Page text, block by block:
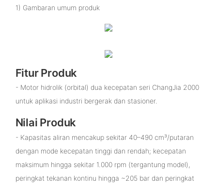
1) Gambaran umum produk
Fitur Produk
- Motor hidrolik (orbital) dua kecepatan seri ChangJia 2000
untuk aplikasi industri bergerak dan stasioner.
Nilai Produk
- Kapasitas aliran mencakup sekitar 40–490 cm³/putaran
dengan mode kecepatan tinggi dan rendah; kecepatan
maksimum hingga sekitar 1.000 rpm (tergantung model),
peringkat tekanan kontinu hingga ~205 bar dan peringkat